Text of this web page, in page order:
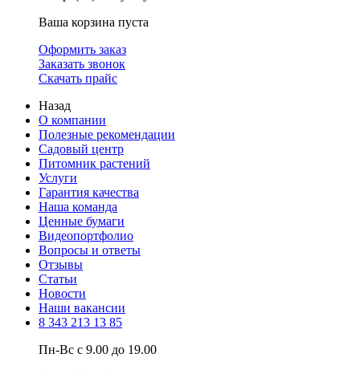
Ваша корзина пуста
Оформить заказ
Заказать звонок
Скачать прайс
Назад
О компании
Полезные рекомендации
Садовый центр
Питомник растений
Услуги
Гарантия качества
Наша команда
Ценные бумаги
Видеопортфолио
Вопросы и ответы
Отзывы
Статьи
Новости
Наши вакансии
8 343 213 13 85
Пн-Вс с 9.00 до 19.00